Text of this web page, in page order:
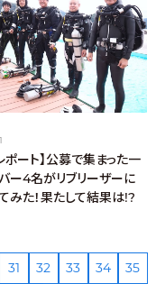
ポート】公募で集まった一
ー4名がリブリーザーに
みた！果たして結果は!?
31 32 33 34
35